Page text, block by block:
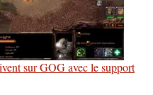
sur GOG avec le support